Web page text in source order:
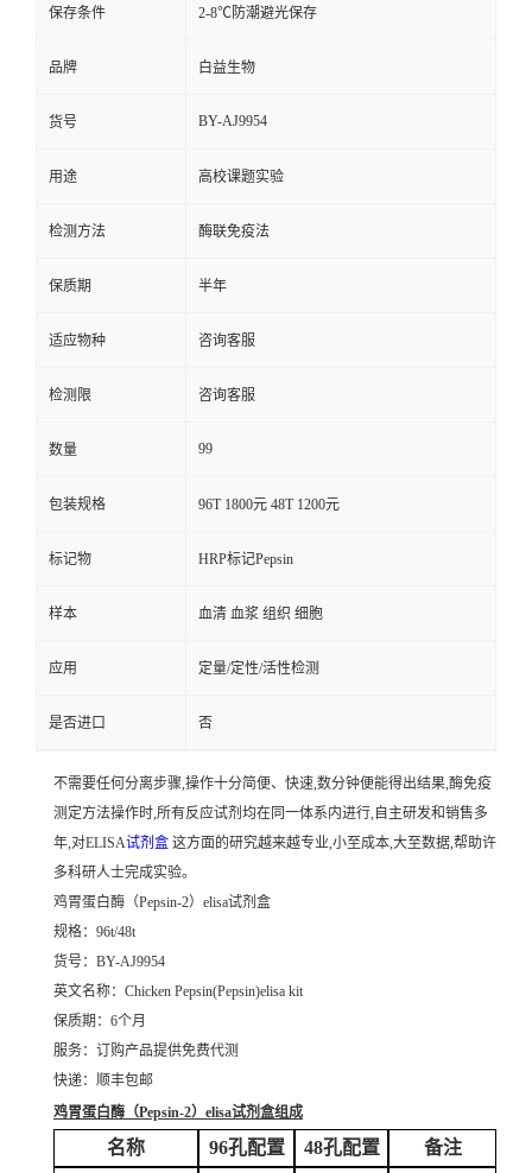
保存条件 2-8℃防潮避光保存
品牌 白益生物
货号 BY-AJ9954
用途 高校课题实验
检测方法 酶联免疫法
保质期 半年
适应物种 咨询客服
检测限 咨询客服
数量 99
包装规格 96T 1800元 48T 1200元
标记物 HRP标记Pepsin
样本 血清 血浆 组织 细胞
应用 定量/定性/活性检测
是否进口 否
不需要任何分离步骤,操作十分简便、快速,数分钟便能得出结果,酶免疫
测定方法操作时,所有反应试剂均在同一体系内进行,自主研发和销售多
年,对ELISA试剂盒 这方面的研究越来越专业,小至成本,大至数据,帮助许
多科研人士完成实验。
鸡胃蛋白酶（Pepsin-2）elisa试剂盒
规格：96t/48t
货号：BY-AJ9954
英文名称： Chicken Pepsin(Pepsin)elisa kit
保质期：6个月
服务：订购产品提供免费代测
快递：顺丰包邮
鸡胃蛋白酶（Pepsin-2）elisa试剂盒组成
名称 96孔配置 48孔配置 备注